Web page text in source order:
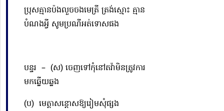
ប្រុសគ្មានប៉ងលួចចងមេត្រី ត្រង់ស្មោះ គ្មាន
បំណងអ្វី សូមប្រណីអត់ទោសផង
បន្ទរ – (ស) ចេញទៅកុំនៅតវ៉ាមិនត្រូវការ
មកឆ្លើយឆ្លង
(ប) មេត្តាសន្ដោសឱ្យរៀមសុំផ្សង